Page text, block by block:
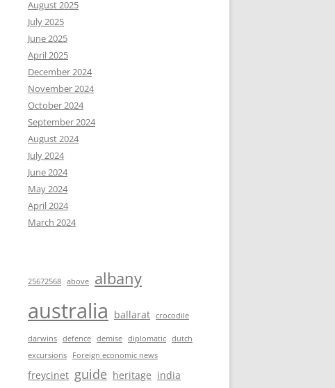
August 2025
July 2025
June 2025
April 2025
December 2024
November 2024
October 2024
September 2024
August 2024
July 2024
June 2024
May 2024
April 2024
March 2024
25672568 above albany
australia ballarat crocodile
darwins defence demise diplomatic dutch
excursions
Foreign economic news
freycinet guide heritage india